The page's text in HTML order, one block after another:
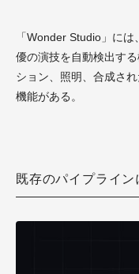
「Wonder Studio」に
優の演技を自動検出す
ション、照明、合成さ
機能がある。
既存のパイプライン